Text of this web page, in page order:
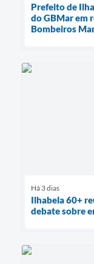
Prefeito de
do GBMar em
Bombeiros
Há 3 dias
Ilhabela 60+
debate sobre